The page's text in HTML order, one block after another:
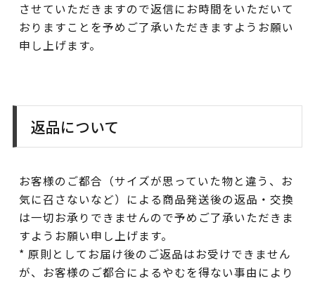
させていただきますので返信にお時間をいただいて
おりますことを予めご了承いただきますようお願い
申し上げます。
返品について
お客様のご都合（サイズが思っていた物と違う、お
気に召さないなど）による商品発送後の返品・交換
は一切お承りできませんので予めご了承いただきま
すようお願い申し上げます。
* 原則としてお届け後のご返品はお受けできません
が、お客様のご都合によるやむを得ない事由により